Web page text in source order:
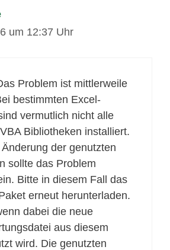
um 12:37 Uhr
Problem ist mittlerweile
bestimmten Excel-
vermutlich nicht alle
Bibliotheken installiert.
der genutzten
sollte das Problem
Bitte in diesem Fall das
erneut herunterladen.
dabei die neue
aus diesem
wird. Die genutzten